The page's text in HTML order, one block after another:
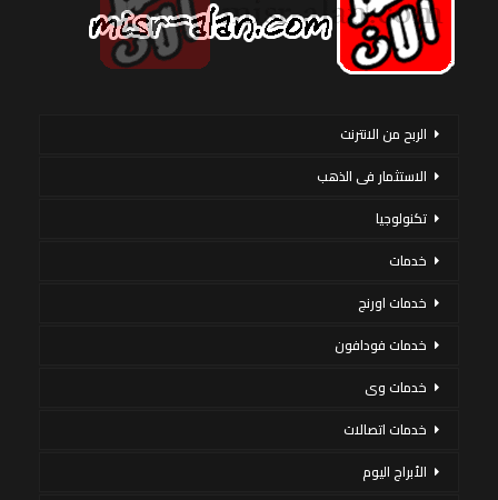
الربح من الانترنت
الاستثمار فى الذهب
تكنولوجيا
خدمات
خدمات اورنج
خدمات فودافون
خدمات وى
خدمات اتصالات
الأبراج اليوم